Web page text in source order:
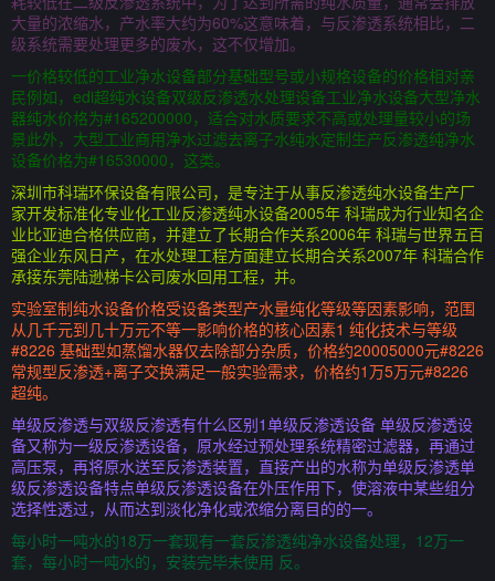
大量的浓缩水，产水率大约为60%这意味着，与反渗透系统相比，二
级系统需要处理更多的废水，这不仅增加。
一价格较低的工业净水设备部分基础型号或小规格设备的价格相对亲
民例如，edi超纯水设备双级反渗透水处理设备工业净水设备大型净水
器纯水价格为#165200000，适合对水质要求不高或处理量较小的场
景此外，大型工业商用净水过滤去离子水纯水定制生产反渗透纯净水
设备价格为#16530000，这类。
深圳市科瑞环保设备有限公司，是专注于从事反渗透纯水设备生产厂
家开发标准化专业化工业反渗透纯水设备2005年 科瑞成为行业知名企
业比亚迪合格供应商，并建立了长期合作关系2006年 科瑞与世界五百
强企业东风日产，在水处理工程方面建立长期合关系2007年 科瑞合作
承接东莞陆逊梯卡公司废水回用工程，并。
实验室制纯水设备价格受设备类型产水量纯化等级等因素影响，范围
从几千元到几十万元不等一影响价格的核心因素1 纯化技术与等级
#8226 基础型如蒸馏水器仅去除部分杂质，价格约20005000元#8226
常规型反渗透+离子交换满足一般实验需求，价格约1万5万元#8226
超纯。
单级反渗透与双级反渗透有什么区别1单级反渗透设备 单级反渗透设
备又称为一级反渗透设备，原水经过预处理系统精密过滤器，再通过
高压泵，再将原水送至反渗透装置，直接产出的水称为单级反渗透单
级反渗透设备特点单级反渗透设备在外压作用下，使溶液中某些组分
选择性透过，从而达到淡化净化或浓缩分离目的的一。
每小时一吨水的18万一套现有一套反渗透纯净水设备处理，12万一
套，每小时一吨水的，安装完毕未使用 反。